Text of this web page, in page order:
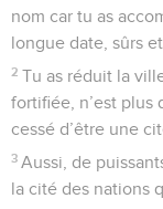
nom car tu as
longue date, sûrs
2 Tu as réduit la
fortifiée, n’est plus
cessé d’être une
3 Aussi, de
la cité des nations